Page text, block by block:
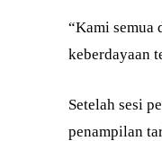
“Kami semua
keberdayaan
Setelah sesi
penampilan